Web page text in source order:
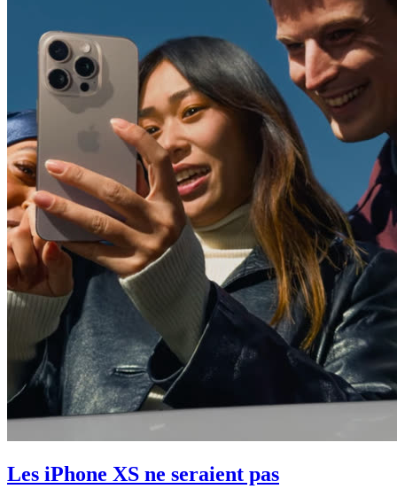
Les iPhone XS ne seraient pas